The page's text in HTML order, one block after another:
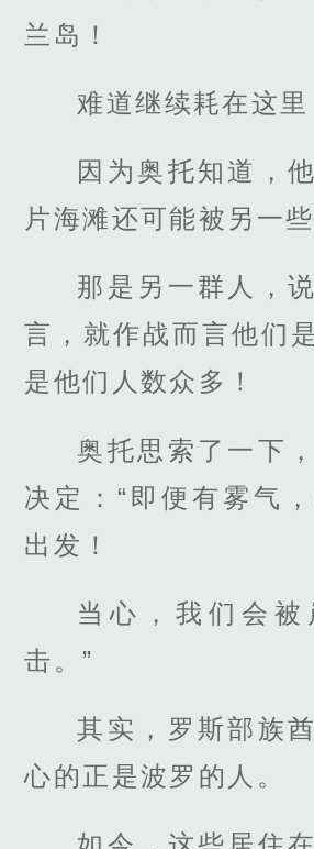
兰岛！
难道继续耗在这里
因为奥托知道，
片海滩还可能被另一
那是另一群人，
言，就作战而言他们
是他们人数众多！
奥托思索了一下
决定：“即便有雾气
出发！
当心，我们会被
击。”
其实，罗斯部族
心的正是波罗的人。